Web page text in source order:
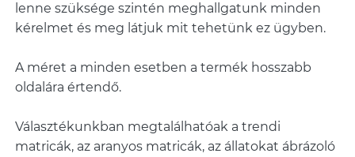
lenne szüksége szintén meghallgatunk minden
kérelmet és meg látjuk mit tehetünk ez ügyben.
A méret a minden esetben a termék hosszabb
oldalára értendő.
Választékunkban megtalálhatóak a trendi
matricák, az aranyos matricák, az állatokat ábrázoló